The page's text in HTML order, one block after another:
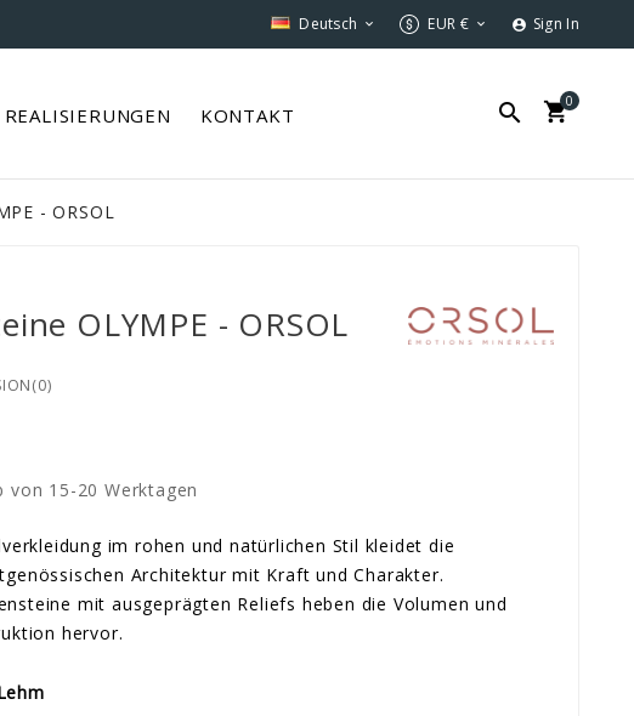
Deutsch  EUR €   Sign In
REALISIERUNGEN KONTAKT  0
- ORSOL
OLYMPE - ORSOL
von 15-20 Werktagen
im rohen und natürlichen Stil kleidet die
Architektur mit Kraft und Charakter.
mit ausgeprägten Reliefs heben die Volumen und
hervor.